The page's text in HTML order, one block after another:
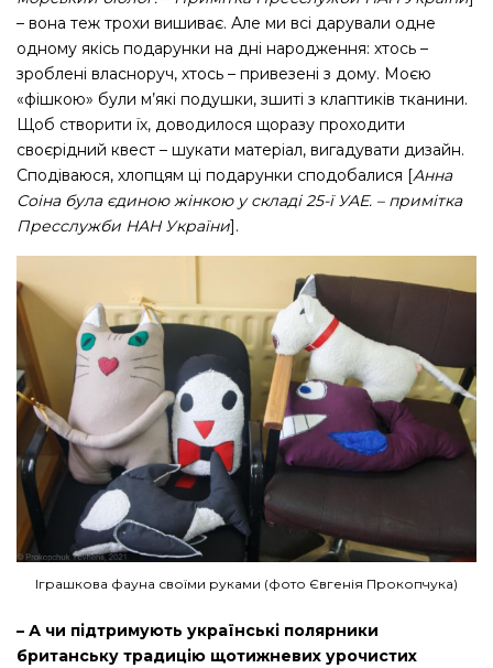
– вона теж трохи вишиває. Але ми всі дарували одне
одному якісь подарунки на дні народження: хтось –
зроблені власноруч, хтось – привезені з дому. Моєю
«фішкою» були м’які подушки, зшиті з клаптиків тканини.
Щоб створити їх, доводилося щоразу проходити
своєрідний квест – шукати матеріал, вигадувати дизайн.
Сподіваюся, хлопцям ці подарунки сподобалися [Анна
Соіна була єдиною жінкою у складі 25-ї УАЕ. – примітка
Пресслужби НАН України].
Іграшкова фауна своїми руками (фото Євгенія Прокопчука)
– А чи підтримують українські полярники
британську традицію щотижневих урочистих